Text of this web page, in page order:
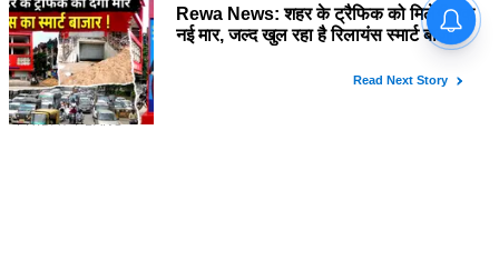
Rewa News: शहर के ट्रैफिक को
मिलेगी एक नई मार, जल्द खुल रहा है
रिलायंस स्मार्ट बाजार